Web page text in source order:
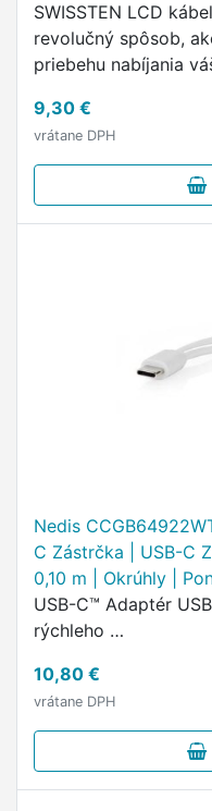
SWISSTEN LCD
revolučný spôsob,
priebehu nabíjania
9,30 €
vrátane DPH
Nedis
C Zástrčka | USB-C
0,10 m | Okrúhly |
USB-C™ Adaptér
rýchleho …
10,80 €
vrátane DPH